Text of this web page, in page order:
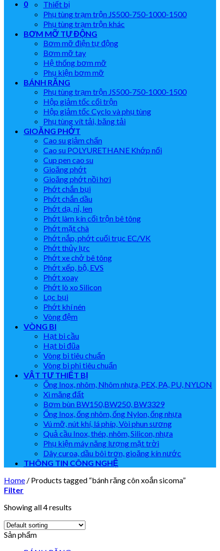
0
Thiết bị
Phụ tùng trạm trộn JS500-750-1000-1500
Phụ tùng trạm trộn khác
BƠM MỠ TỰ ĐỘNG
Bơm mỡ điện tự động
Bơm mỡ tay
Hệ thống bơm mỡ
Phụ kiện bơm mỡ
BÁNH RĂNG
Phụ tùng trạm trộn JS500-750-1000-1500
Hộp giảm tốc cối trộn
Hộp giảm tốc Cyclo và phụ tùng
Phụ tùng vít tải, băng tải
GIOĂNG PHỚT
Cao su giảm chấn
Cao su POLYURETHANE Khớp nối
Cup pen cao su
Gioăng phớt
Gioăng phớt nồi hơi
Phớt chắn bụi
Phớt chắn dầu
Phớt dạ, nỉ, len
Phớt làm kín cối trộn bê tông
Phớt mặt chà
Phớt nắp, phớt cuối trục EC/VK
Phớt thủy lực
Phớt xe chở bê tông
Phớt xếp, bộ, EVS
Phớt xoay
Phớt lò xo Silicon
Lọc bụi
Phớt khí nén
Vòng đệm
VÒNG BI
Hạt bi cầu
Hạt bi đũa
Vòng bi tiêu chuẩn
Vòng bi phi tiêu chuẩn
VẬT TƯ THIẾT BỊ
Ống Inox, nhôm, Nhôm nhựa, PEX, PA, PU, NYLON
Xi măng đất
Bơm bùn BW150,BW250, BW3329
Ống Inox, ống nhôm, ống Nylon, ống nhựa
Vú mỡ, nút khí, lá phíp, Vòi phun sương
Quả cầu Inox, thép, nhôm, Silicon, nhựa
Phụ kiện máy năng lượng mặt trời
Dây curoa, dầu bôi trơn, gioăng kín nước
THÔNG TIN CÔNG NGHỆ
Home / Products tagged “bánh răng côn xoắn sicoma”
Filter
Showing all 4 results
Sản phẩm